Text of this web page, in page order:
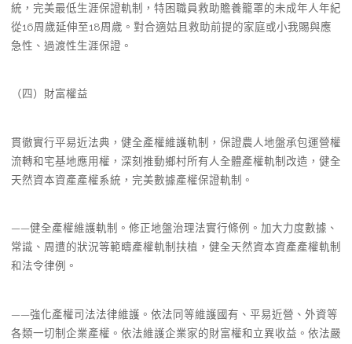
統，完美最低生涯保證軌制，特困職員救助贍養籠罩的未成年人年紀
從16周歲延伸至18周歲。對合適姑且救助前提的家庭或小我賜與應
急性、過渡性生涯保證。
（四）財富權益
貫徹實行平易近法典，健全產權維護軌制，保證農人地盤承包運營權
流轉和宅基地應用權，深刻推動鄉村所有人全體產權軌制改造，健全
天然資本資產產權系統，完美數據產權保證軌制。
——健全產權維護軌制。修正地盤治理法實行條例。加大力度數據、
常識、周遭的狀況等範疇產權軌制扶植，健全天然資本資產產權軌制
和法令律例。
——強化產權司法法律維護。依法同等維護國有、平易近營、外資等
各類一切制企業產權。依法維護企業家的財富權和立異收益。依法嚴